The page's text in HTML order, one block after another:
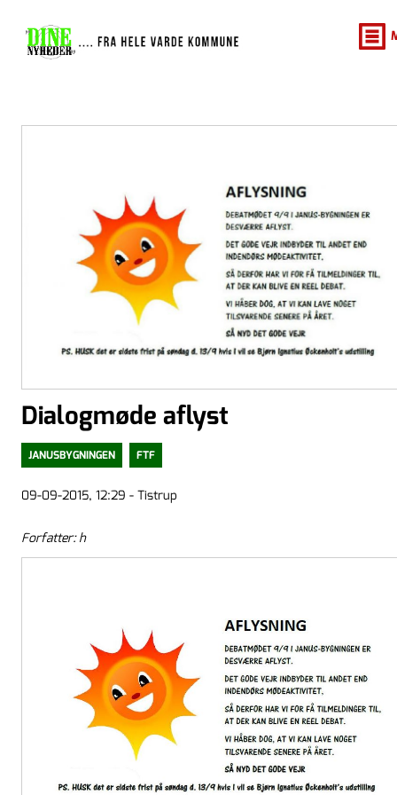
Dialogmøde aflyst
JANUSBYGNINGEN FTF
09-09-2015, 12:29 - Tistrup
Forfatter: h